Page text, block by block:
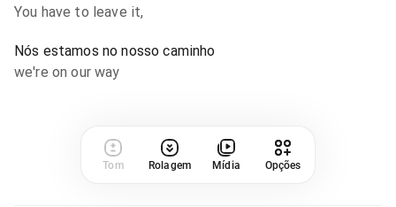
You have to leave it,
Nós estamos no nosso caminho
we're on our way
Tom Rolagem Mídia Opções